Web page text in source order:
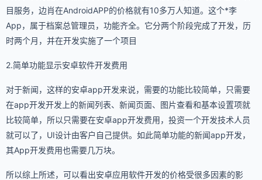
目服务，边肖在AndroidAPP的价格就有10多万人知道。这个*李
App，属于档案总管理员，功能齐全。它分两个阶段完成了开发，历
时两个月，并在开发实施了一个项目
2.简单功能显示安卓软件开发费用
对于新闻，这样的安卓app开发来说，需要的功能比较简单，只需要
在app开发开发上的新闻列表、新闻页面、图片查看和基本设置项就
比较简单，所以只需要在安卓app开发费用，投资一个开发技术人员
就可以了，UI设计由客户自己提供。如此简单功能的新闻app开发，
其App开发费用也需要几万块。
所以综上所述，可以看出安卓应用软件开发的价格受很多因素的影